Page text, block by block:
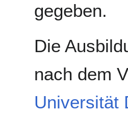
gegeben.
Die
nach dem
Universität